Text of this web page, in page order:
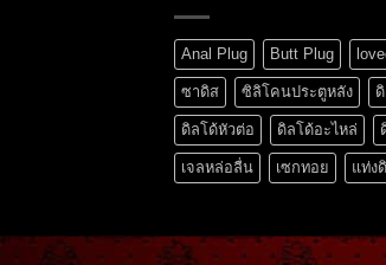
Anal Plug Butt Plug
ซาดิส ซิลิโคนประตูหลัง
ดิลโด้หัวต่อ ดิลโด้อะไหล่
เจลหล่อลื่น เซกทอย แท่ง